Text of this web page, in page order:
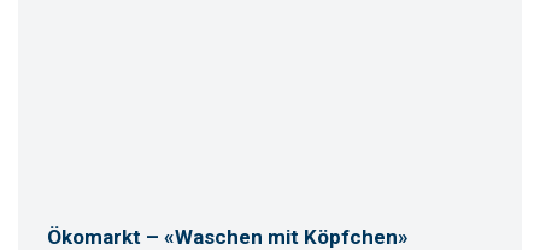
Ökomarkt – «Waschen mit Köpfchen»